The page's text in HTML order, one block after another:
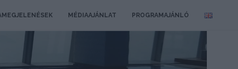
MÉDIAAJÁNLAT PROGRAMAJÁNLÓ